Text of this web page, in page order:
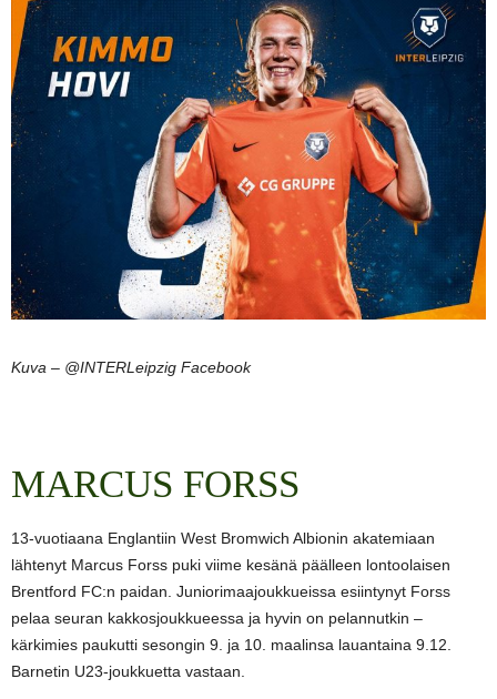
Kuva – @INTERLeipzig Facebook
MARCUS FORSS
13-vuotiaana Englantiin West Bromwich Albionin akatemiaan
lähtenyt Marcus Forss puki viime kesänä päälleen lontoolaisen
Brentford FC:n paidan. Juniorimaajoukkueissa esiintynyt Forss
pelaa seuran kakkosjoukkueessa ja hyvin on pelannutkin –
kärkimies paukutti sesongin 9. ja 10. maalinsa lauantaina 9.12.
Barnetin U23-joukkuetta vastaan.